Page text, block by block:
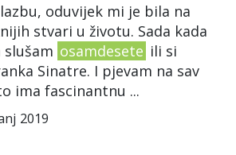
oduvijek mi je bila na
stvari u životu. Sada kada
osamdesete ili si
Sinatre. I pjevam na sav
ima fascinantnu ...
2019